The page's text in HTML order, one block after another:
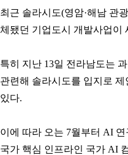
최근 솔라시도(영암·해남 관
체됐던 기업도시 개발사업이
특히 지난 13일 전라남도는
관련해 솔라시도를 입지로
있다.
이에 따라 오는 7월부터 AI
국가 핵심 인프라인 국가 AI